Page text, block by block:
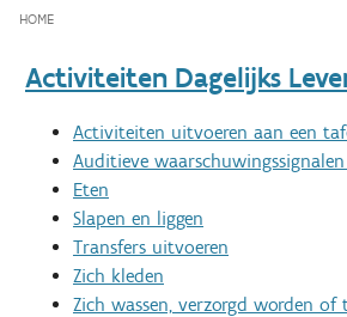
HOME
Activiteiten Dagelijks
Activiteiten uitvoeren aan een
Auditieve
Eten
Slapen en liggen
Transfers uitvoeren
Zich kleden
Zich wassen, verzorgd worden of